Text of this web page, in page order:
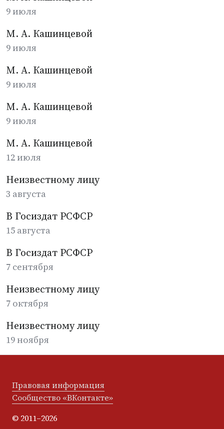
9 июля
М. А. Кашинцевой
9 июля
М. А. Кашинцевой
9 июля
М. А. Кашинцевой
9 июля
М. А. Кашинцевой
12 июля
Неизвестному лицу
3 августа
В Госиздат РСФСР
15 августа
В Госиздат РСФСР
7 сентября
Неизвестному лицу
7 октября
Неизвестному лицу
19 ноября
Правовая информация
Сообщество «ВКонтакте»
© 2011–2026